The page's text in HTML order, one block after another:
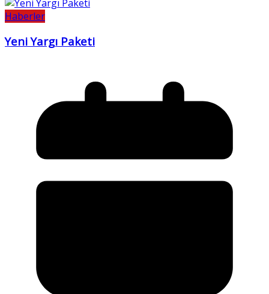
Haberler
Yeni Yargı Paketi